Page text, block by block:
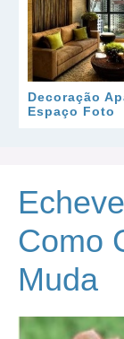
Decoração
Espaço Foto
Como
Muda